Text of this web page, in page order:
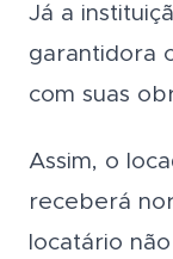
Já a
garantidora
com suas
Assim, o
receberá
locatário